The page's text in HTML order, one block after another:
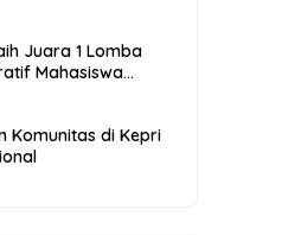
Juara 1 Lomba
Mahasiswa
Komunitas di Kepri